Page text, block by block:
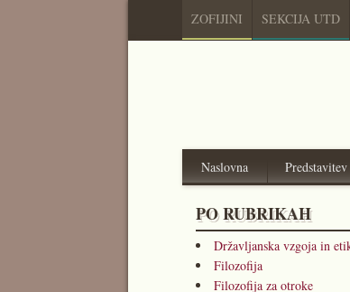
ZOFIJINI SEKCIJA UTD
Naslovna Predstavitev
PO RUBRIKAH
Državljanska vzgoja in
Filozofija
Filozofija za otroke